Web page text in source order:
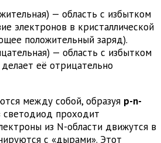
— область с избытком
электронов в кристаллической
положительный заряд).
— область с избытком
её отрицательно
между собой, образуя p-n-
светодиод проходит
из N-области движутся в
с «дырами». Этот